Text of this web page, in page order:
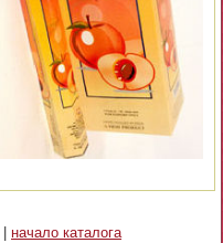
начало каталога